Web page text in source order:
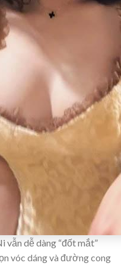
vẫn dễ dàng “đốt mắt”
vóc dáng và đường cong